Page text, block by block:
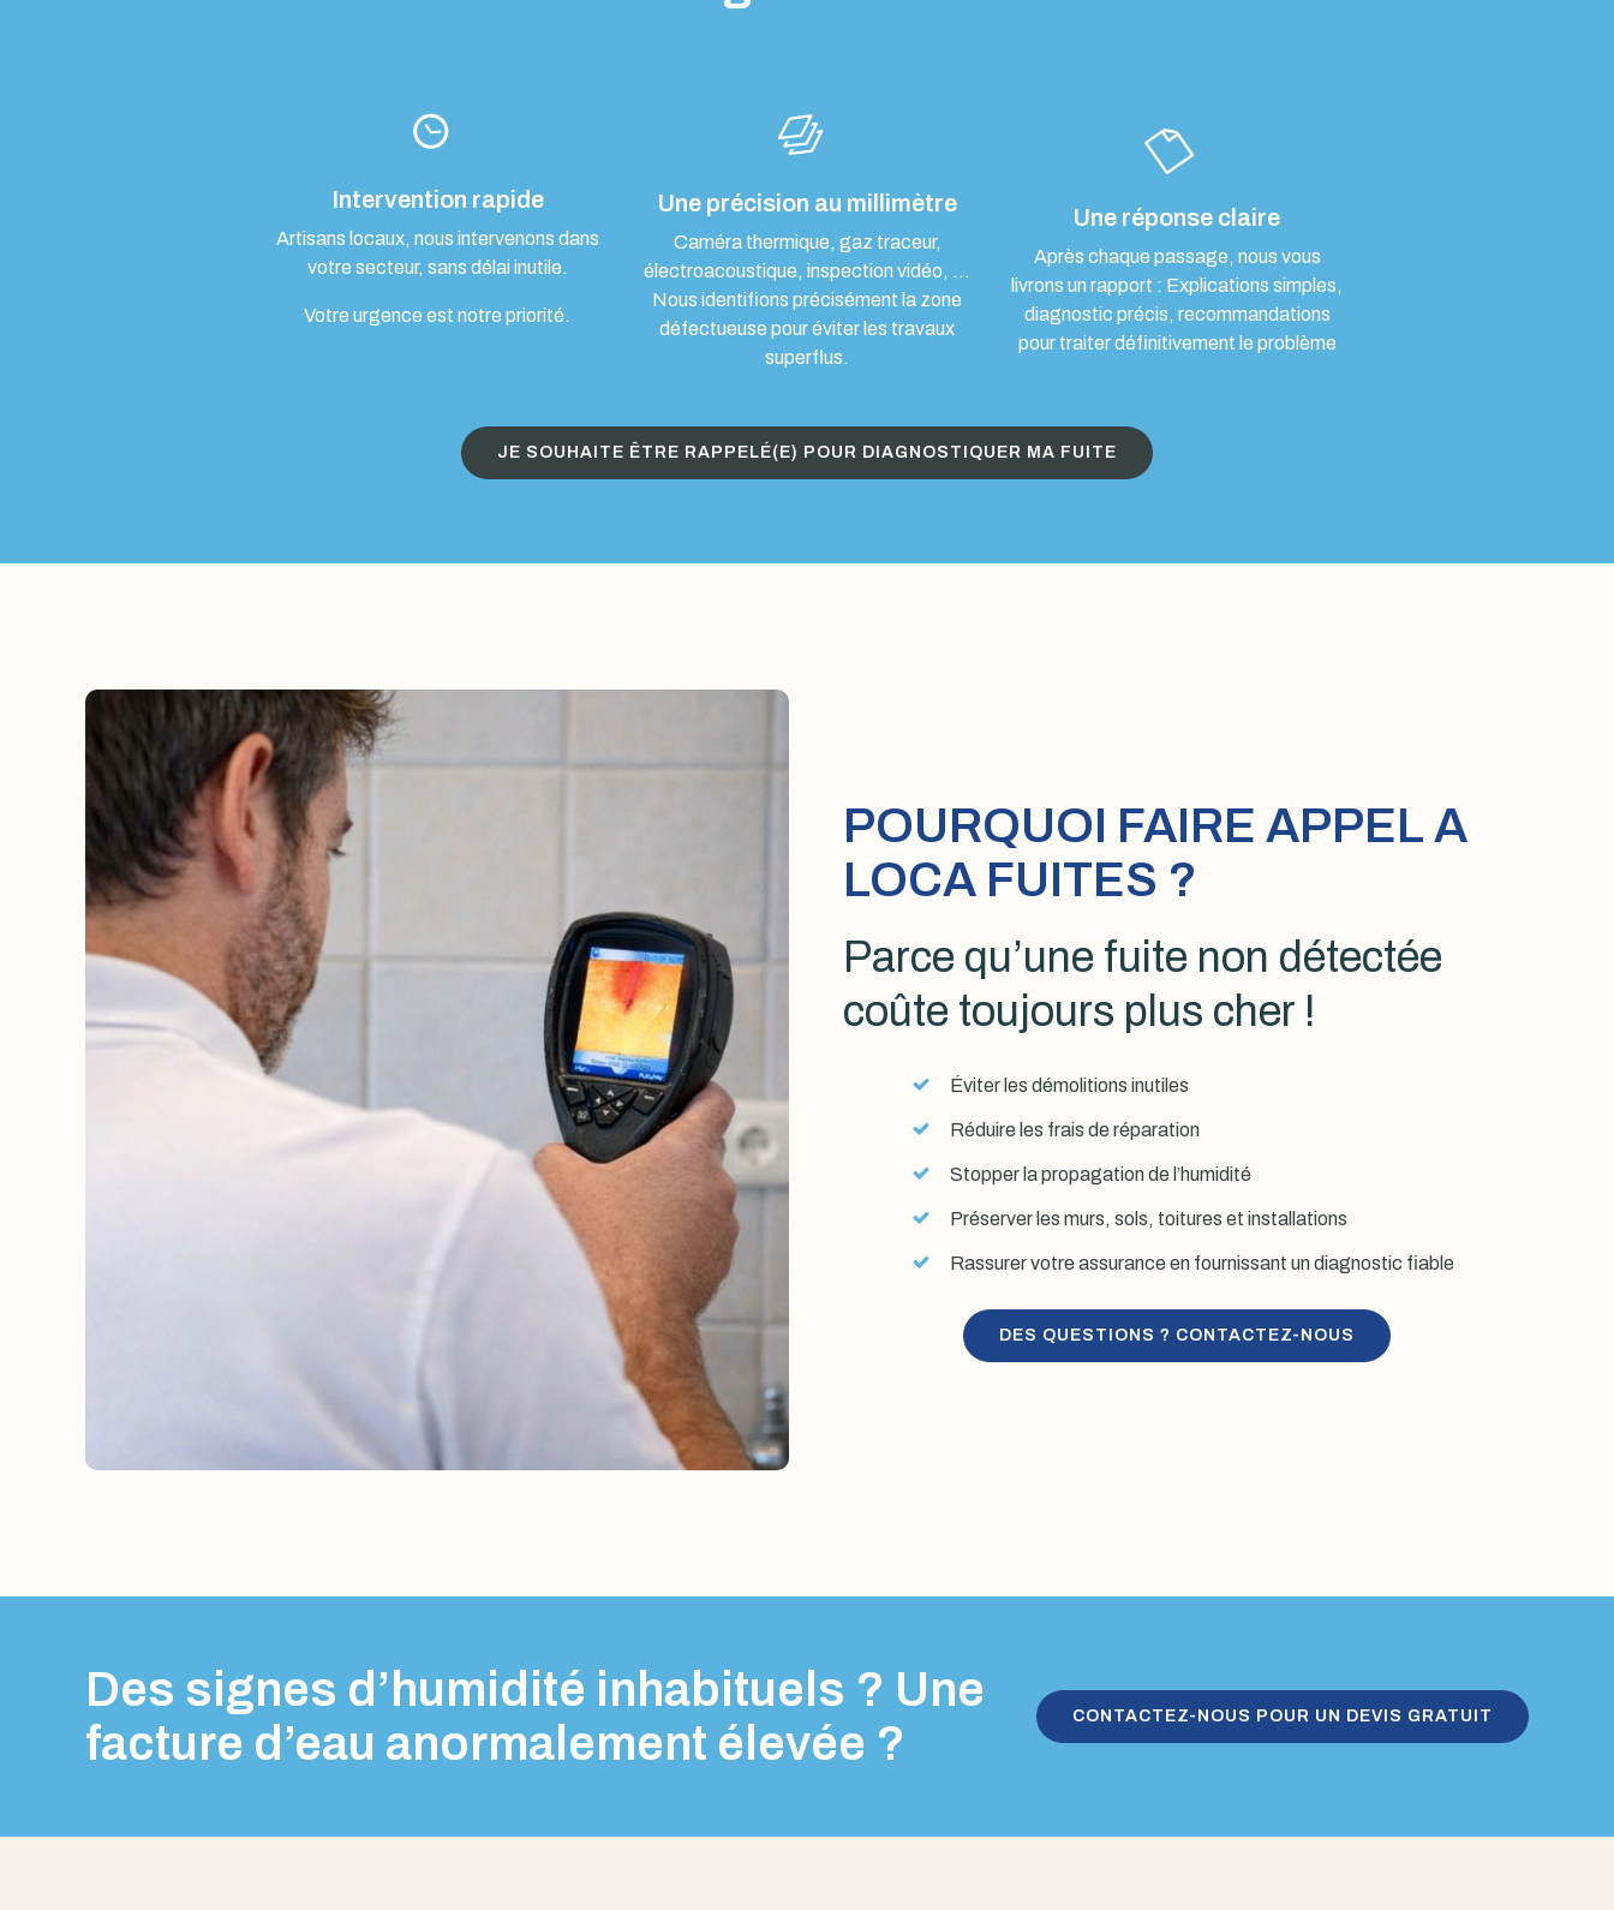
Intervention rapide
Artisans locaux, nous intervenons dans
votre secteur, sans délai inutile.
Votre urgence est notre priorité.
Une précision au millimètre
Caméra thermique, gaz traceur,
électroacoustique, inspection vidéo, …
Nous identifions précisément la zone
défectueuse pour éviter les travaux
superflus.
Une réponse claire
Après chaque passage, nous vous
livrons un rapport : Explications simples,
diagnostic précis, recommandations
pour traiter définitivement le problème
JE SOUHAITE ÊTRE RAPPELÉ(E) POUR DIAGNOSTIQUER MA FUITE
POURQUOI FAIRE APPEL A
LOCA FUITES ?
Parce qu’une fuite non détectée
coûte toujours plus cher !
Éviter les démolitions inutiles
Réduire les frais de réparation
Stopper la propagation de l’humidité
Préserver les murs, sols, toitures et installations
Rassurer votre assurance en fournissant un diagnostic fiable
DES QUESTIONS ? CONTACTEZ-NOUS
Des signes d’humidité inhabituels ? Une
facture d’eau anormalement élevée ?
CONTACTEZ-NOUS POUR UN DEVIS GRATUIT